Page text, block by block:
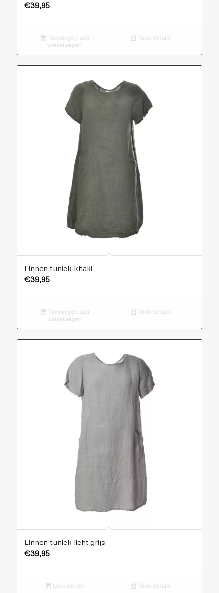
€39,95
Toevoegen aan
winkelwagen
Toon details
Linnen tuniek khaki
€39,95
Toevoegen aan
winkelwagen
Toon details
Linnen tuniek licht grijs
€39,95
Lees verder Toon details